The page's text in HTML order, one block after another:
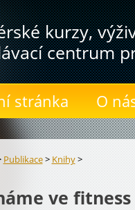
kurzy,
centrum
stránka O
Publikace> Knihy>
ve fitness